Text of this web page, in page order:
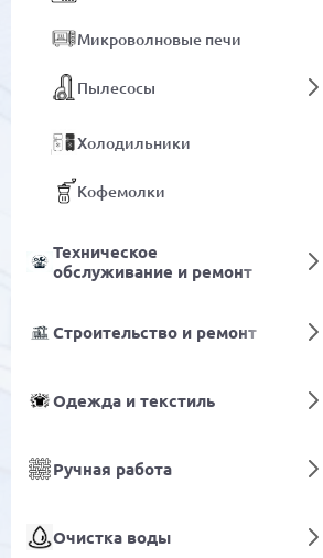
Микроволновые печи
Пылесосы
Холодильники
Кофемолки
Техническое
обслуживание и ремонт
Строительство и ремонт
Одежда и текстиль
Ручная работа
Очистка воды